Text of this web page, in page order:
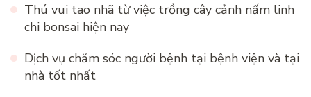
Thú vui tao nhã từ việc trồng cây cảnh nấm linh
chi bonsai hiện nay
Dịch vụ chăm sóc người bệnh tại bệnh viện và tại
nhà tốt nhất